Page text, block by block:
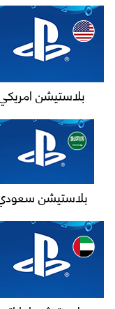
بلاستيشن
بلاستيشن